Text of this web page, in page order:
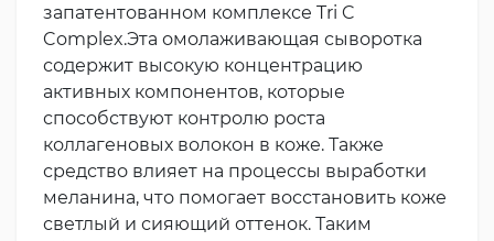
запатентованном комплексе Tri C
Complex.Эта омолаживающая сыворотка
содержит высокую концентрацию
активных компонентов, которые
способствуют контролю роста
коллагеновых волокон в коже. Также
средство влияет на процессы выработки
меланина, что помогает восстановить коже
светлый и сияющий оттенок. Таким